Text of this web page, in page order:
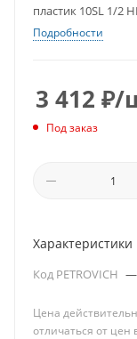
пластик 10SL 1/
Подробности
3 412 ₽/
Под заказ
Характеристики
Код PETROVICH —
Цена
отличаться от цен